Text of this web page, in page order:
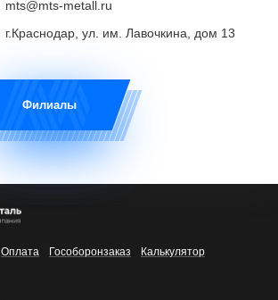
mts@mts-metall.ru
г.Краснодар, ул. им. Лавочкина, дом 13
Филиалы
Оплата Гособоронзаказ Калькулятор